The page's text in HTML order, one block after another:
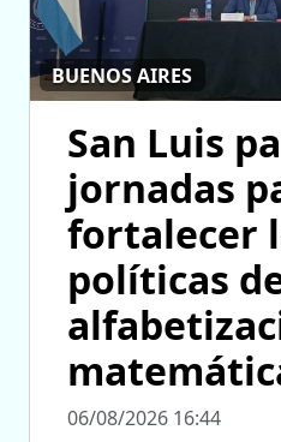
BUENOS AIRES
San Luis
jornadas
fortalecer
políticas
06/08/2026 16:44